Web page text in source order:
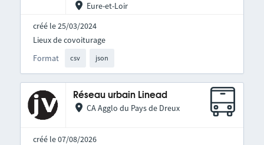
Eure-et-Loir
créé le 25/03/2024
Format csv json
Lieux de covoiturage
Réseau urbain Linead
CA Agglo du Pays de Dreux
créé le 07/08/2026